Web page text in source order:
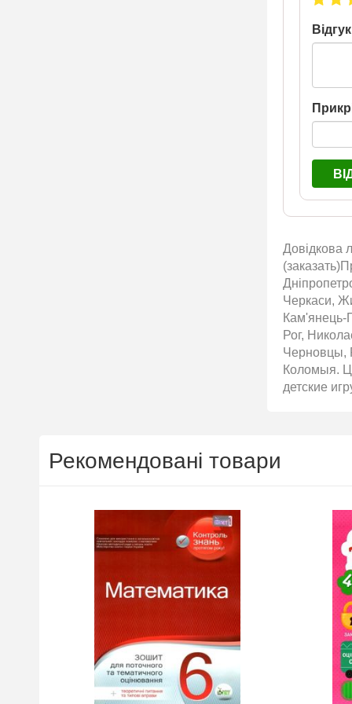
Відгук
Довідкова
Черкаси,
Кам'янець-
Рог,
Черновцы,
Коломыя.
детские
Рекомендовані товари